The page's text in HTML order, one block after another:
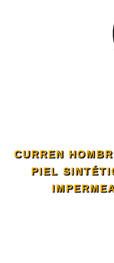
CURREN
PIEL